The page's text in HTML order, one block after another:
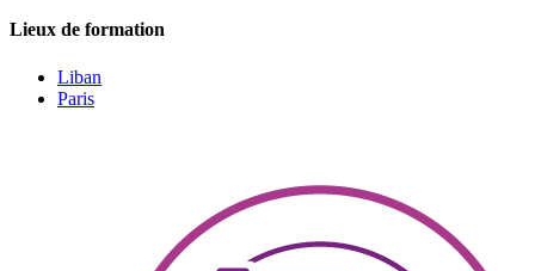
Lieux de formation
Liban
Paris